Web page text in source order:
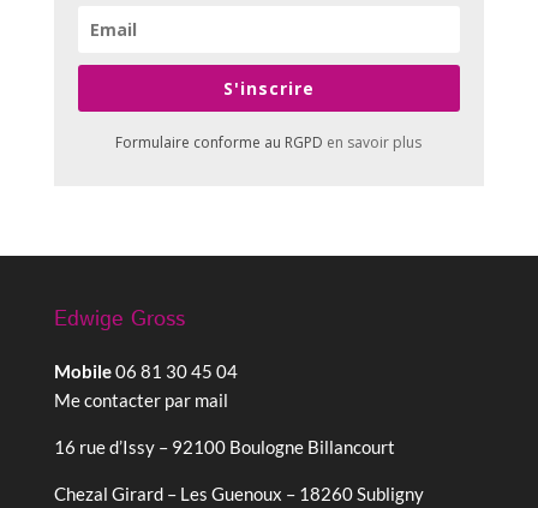
S'inscrire
Formulaire conforme au RGPD en savoir plus
Edwige Gross
Mobile06 81 30 45 04
Me contacter par mail
16 rue d’Issy – 92100 Boulogne Billancourt
Chezal Girard – Les Guenoux – 18260 Subligny